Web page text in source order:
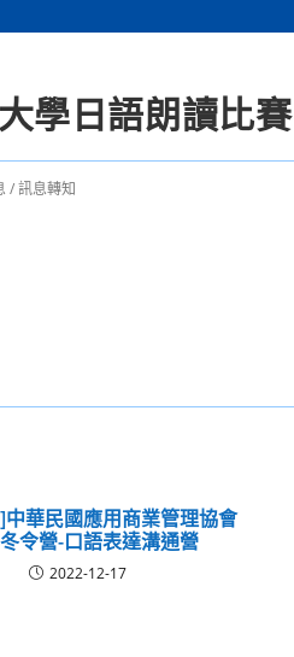
學日語朗讀比賽
/訊息轉知
華民國應用商業管理協會
令營-口語表達溝通營
2022-12-17